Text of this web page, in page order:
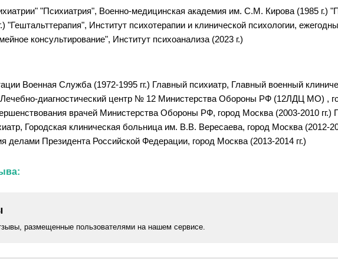
"Психиатрия", Военно-медицинская академия им. С.М. Кирова (1985 г.)
"Гештальттерапия", Институт психотерапии и клинической психологии,
консультирование", Институт психоанализа (2023 г.)
Военная Служба (1972-1995 гг.) Главный психиатр, Главный военный
Лечебно-диагностический центр № 12 Министерства Обороны РФ (12ЛДЦ МО) ,
врачей Министерства Обороны РФ, город Москва (2003-2010
Городская клиническая больница им. В.В. Вересаева, город Москва (2012-
делами Президента Российской Федерации, город Москва (2013-2014 гг.)
размещенные пользователями на нашем сервисе.